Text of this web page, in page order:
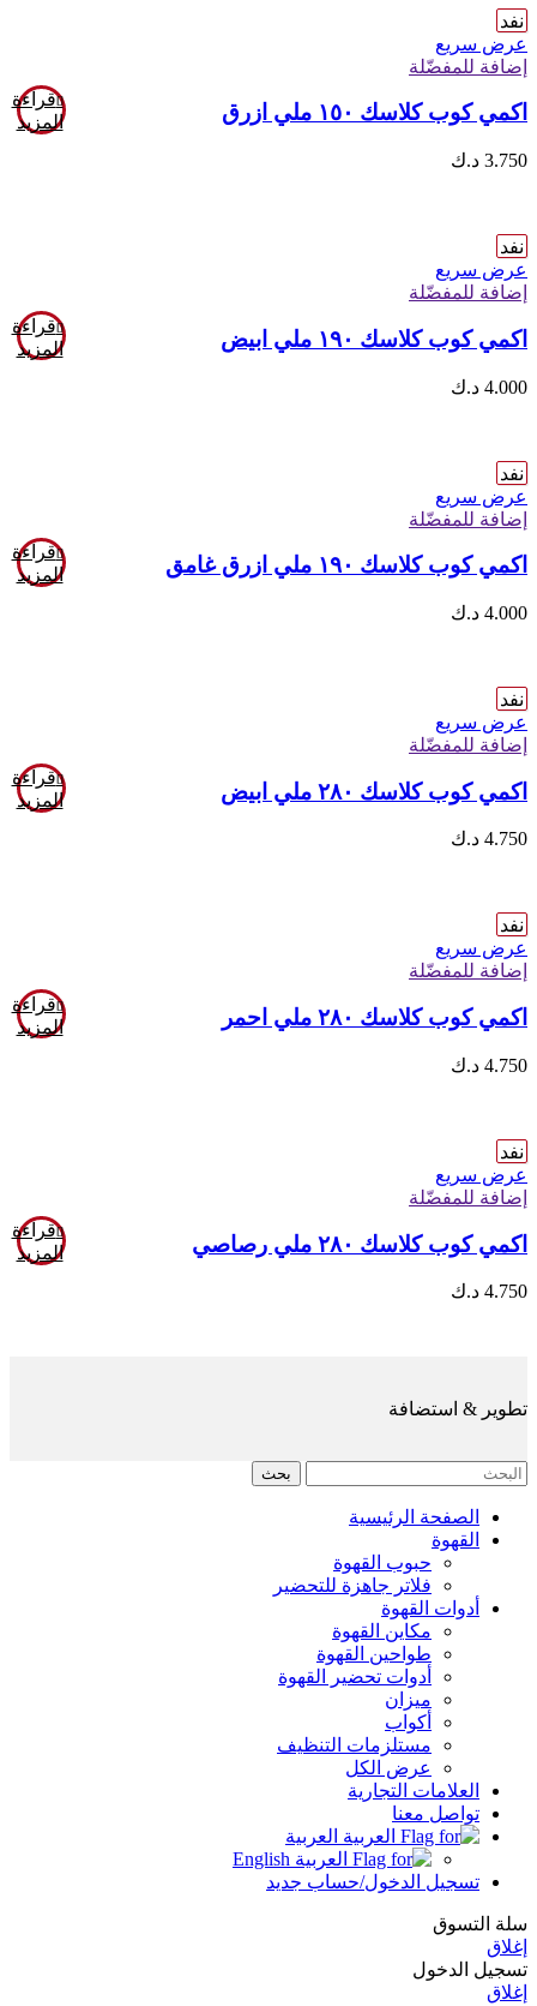
نفد
عرض سريع
إضافة للمفضّلة
قراءة
المزيد
اكمي كوب كلاسك ١٥٠ ملي ازرق
3.750 د.ك
نفد
عرض سريع
إضافة للمفضّلة
قراءة
المزيد
اكمي كوب كلاسك ١٩٠ ملي ابيض
4.000 د.ك
نفد
عرض سريع
إضافة للمفضّلة
قراءة
المزيد
اكمي كوب كلاسك ١٩٠ ملي ازرق غامق
4.000 د.ك
نفد
عرض سريع
إضافة للمفضّلة
قراءة
المزيد
اكمي كوب كلاسك ٢٨٠ ملي ابيض
4.750 د.ك
نفد
عرض سريع
إضافة للمفضّلة
قراءة
المزيد
اكمي كوب كلاسك ٢٨٠ ملي احمر
4.750 د.ك
نفد
عرض سريع
إضافة للمفضّلة
قراءة
المزيد
اكمي كوب كلاسك ٢٨٠ ملي رصاصي
4.750 د.ك
تطوير & استضافة
بحث
الصفحة الرئيسية
القهوة
حبوب القهوة
فلاتر جاهزة للتحضير
أدوات القهوة
مكاين القهوة
طواحين القهوة
أدوات تحضير القهوة
ميزان
أكواب
مستلزمات التنظيف
عرض الكل
العلامات التجارية
تواصل معنا
العربية
English
تسجيل الدخول/حساب جديد
سلة التسوق
إغلاق
تسجيل الدخول
إغلاق